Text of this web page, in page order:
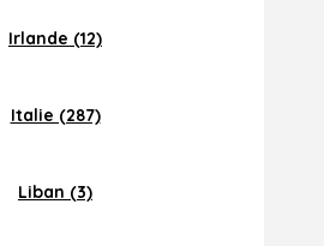
Irlande (12)
Italie (287)
Liban (3)